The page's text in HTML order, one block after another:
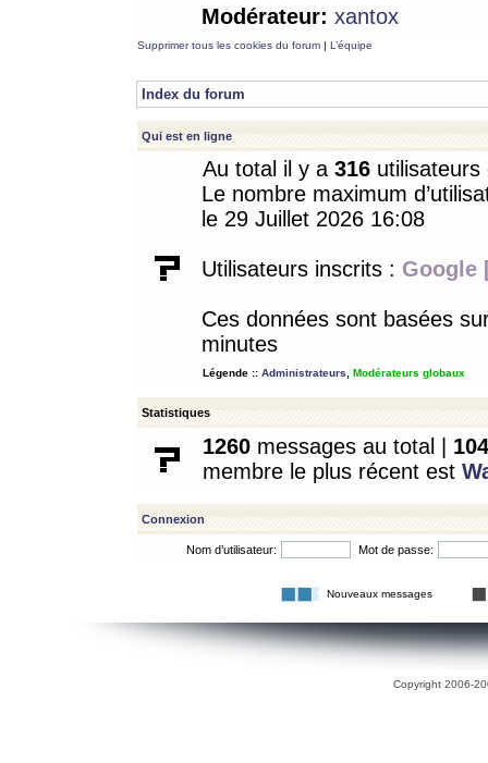
Modérateur: xantox
Supprimer tous les cookies du forum | L’équipe
Index du forum
Qui est en ligne
Au total il y a 316
Le nombre maximum
le 29 Juillet 2026 16:08
Utilisateurs inscrits : Google
Ces données sont basées
minutes
Légende :: Administrateurs Modérateurs globaux
Statistiques
1260 messages au total | 104
membre le plus récent est
Connexion
Nom d’utilisateur: Mot de passe:
Nouveaux messages
Copyright 2006-